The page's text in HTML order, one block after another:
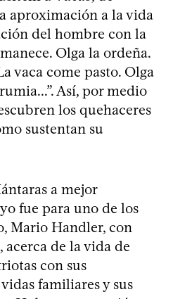
aproximación a la vida
del hombre con la
Olga la ordeña.
vaca come pasto. Olga
Así, por medio
los quehaceres
sustentan su
a mejor
fue para uno de los
Mario Handler, con
, acerca de la vida de
con sus
familiares y sus